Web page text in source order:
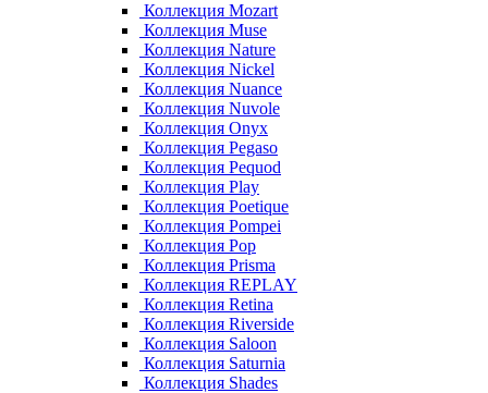
Коллекция Mozart
Коллекция Muse
Коллекция Nature
Коллекция Nickel
Коллекция Nuance
Коллекция Nuvole
Коллекция Onyx
Коллекция Pegaso
Коллекция Pequod
Коллекция Play
Коллекция Poetique
Коллекция Pompei
Коллекция Pop
Коллекция Prisma
Коллекция REPLAY
Коллекция Retina
Коллекция Riverside
Коллекция Saloon
Коллекция Saturnia
Коллекция Shades